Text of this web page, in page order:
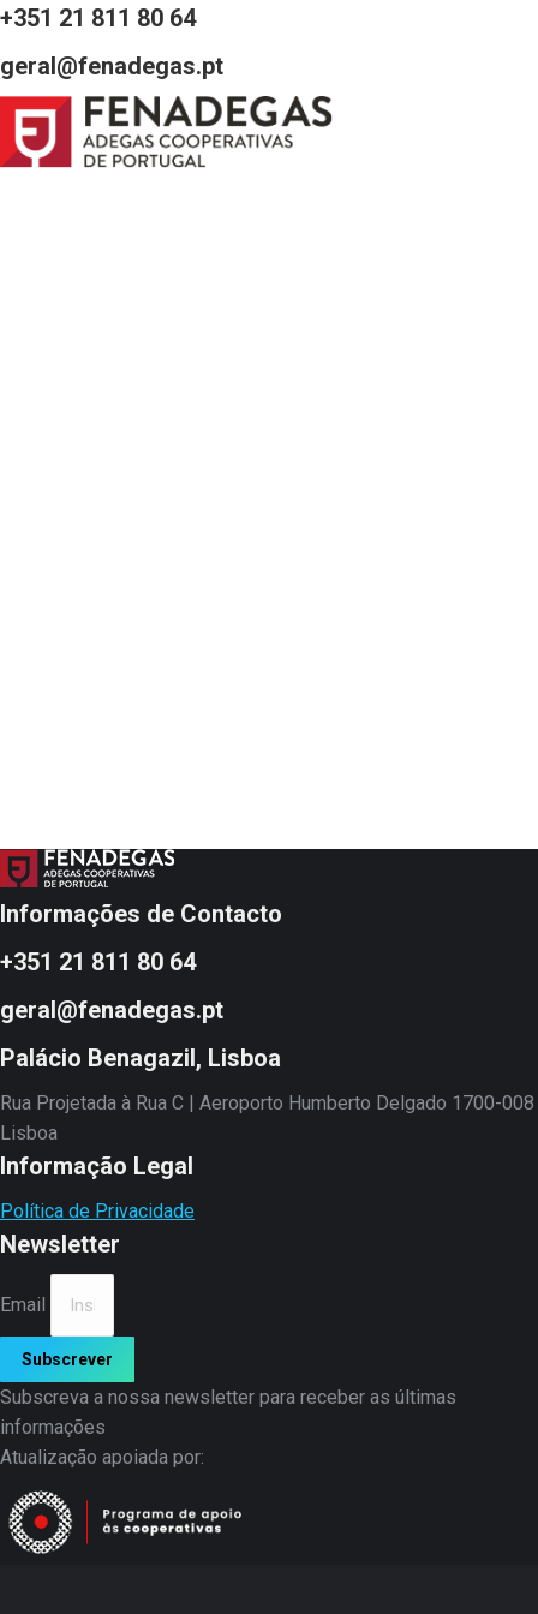
+351 21 811 80 64
geral@fenadegas.pt
Informações de Contacto
+351 21 811 80 64
geral@fenadegas.pt
Palácio Benagazil, Lisboa
Rua Projetada à Rua C | Aeroporto Humberto Delgado 1700-008
Lisboa
Informação Legal
Política de Privacidade
Newsletter
Email
Subscrever
Subscreva a nossa newsletter para receber as últimas
informações
Atualização apoiada por: